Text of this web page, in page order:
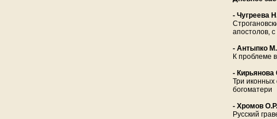
- Чугреева
апостолов,
- Антыпко
К проблеме
- Кирьянова
Три иконных
богоматери
- Хромов
Русский